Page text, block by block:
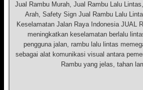
Jual Rambu Murah, Jual Rambu Lalu
Arah, Safety Sign Jual Rambu Lalu
Keselamatan Jalan Raya Indonesia JUAL
meningkatkan keselamatan berlalu
pengguna jalan, rambu lalu lintas
sebagai alat komunikasi visual antara
Rambu yang jelas, tahan